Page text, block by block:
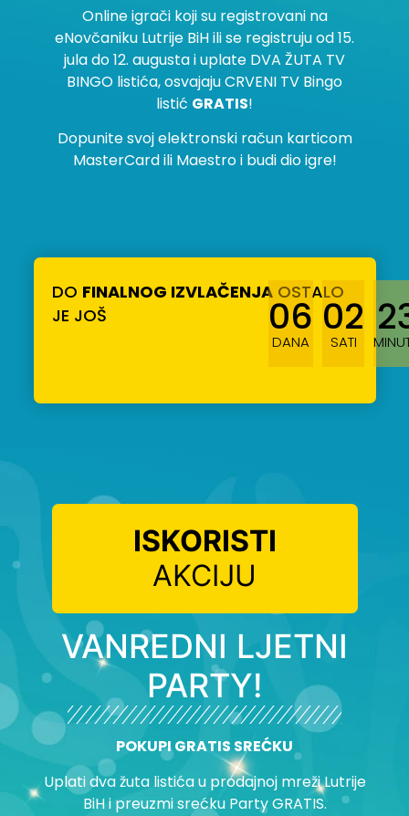
Online igrači koji su registrovani na
eNovčaniku Lutrije BiH ili se registruju od 15.
jula do 12. augusta i uplate DVA ŽUTA TV
BINGO listića, osvajaju CRVENI TV Bingo
listić GRATIS!
Dopunite svoj elektronski račun karticom
MasterCard ili Maestro i budi dio igre!
DO FINALNOG IZVLAČENJAOSTALO
JE JOŠ
06
DANA
02
SATI
ISKORISTI
AKCIJU
VANREDNI LJETNI
PARTY!
POKUPI GRATIS SREĆKU
Uplati dva žuta listića u prodajnoj mreži Lutrije
BiH i preuzmi srećku Party GRATIS.